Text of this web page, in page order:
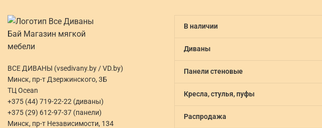
ВСЕ ДИВАНЫ (vsedivany.by / VD.by)
Минск, пр-т Дзержинского, 3Б
ТЦ Ocean
+375 (44) 719-22-22 (диваны)
+375 (29) 612-97-37 (панели)
Минск, пр-т Независимости, 134
В наличии
Диваны
Панели стеновые
Кресла, стулья, пуфы
Распродажа